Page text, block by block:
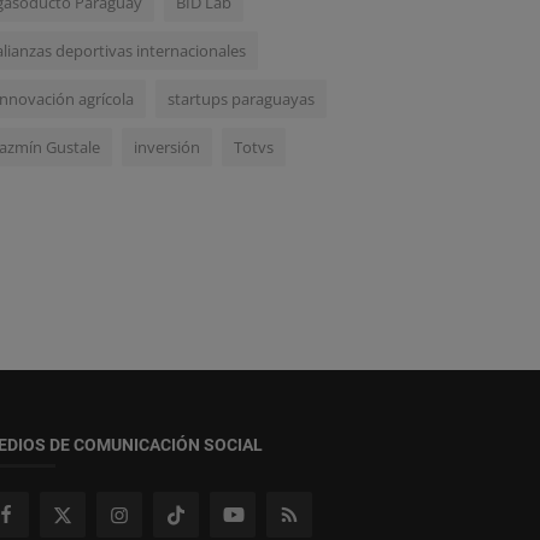
deportivas internacionales
agrícola startups paraguayas
Gustale inversión Totvs
DE COMUNICACIÓN SOCIAL